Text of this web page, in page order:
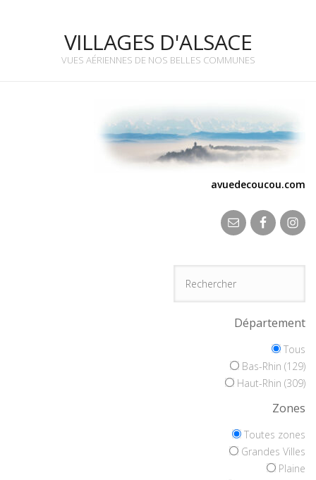
VILLAGES D'ALSACE
VUES AÉRIENNES DE NOS BELLES COMMUNES
avuedecoucou.com
Département
Tous
Bas-Rhin (129)
Haut-Rhin (309)
Zones
Toutes zones
Grandes Villes
Plaine